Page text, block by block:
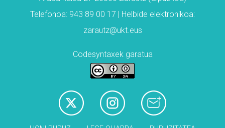
Telefonoa: 943 89 00 17 | Helbide elektronikoa:
zarautz@ukt.eus
Codesyntaxek garatua